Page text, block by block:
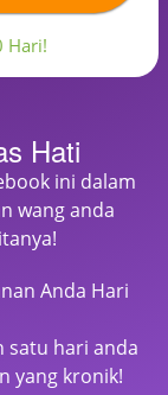
Hari!
Hati
ini dalam
wang anda
Anda Hari
satu hari anda
yang kronik!